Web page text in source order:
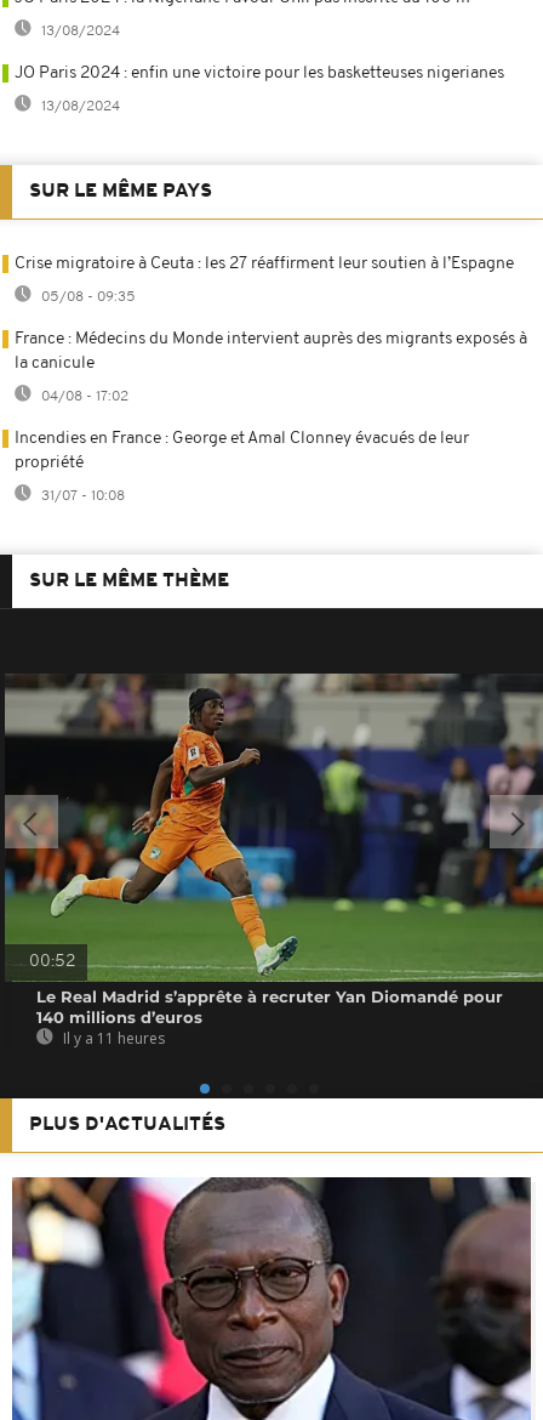
13/08/2024
JO Paris 2024 : enfin une victoire pour les basketteuses nigerianes
13/08/2024
SUR LE MÊME PAYS
Crise migratoire à Ceuta : les 27 réaffirment leur soutien à l’Espagne
05/08 - 09:35
France : Médecins du Monde intervient auprès des migrants exposés à
la canicule
04/08 - 17:02
Incendies en France : George et Amal Clonney évacués de leur
propriété
31/07 - 10:08
SUR LE MÊME THÈME
00:52
Le Real Madrid s’apprête à recruter Yan Diomandé pour
140 millions d’euros
Il y a 11 heures
PLUS D'ACTUALITÉS